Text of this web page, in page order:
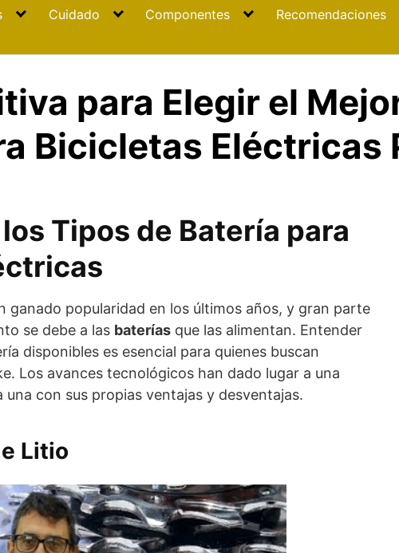
Cuidado Componentes Recomendaciones
para Elegir el
Bicicletas Eléctricas
Tipos de Batería para
ganado popularidad en los últimos años, y gran parte
se debe a las baterías que las alimentan. Entender
disponibles es esencial para quienes buscan
Los avances tecnológicos han dado lugar a una
con sus propias ventajas y desventajas.
Litio